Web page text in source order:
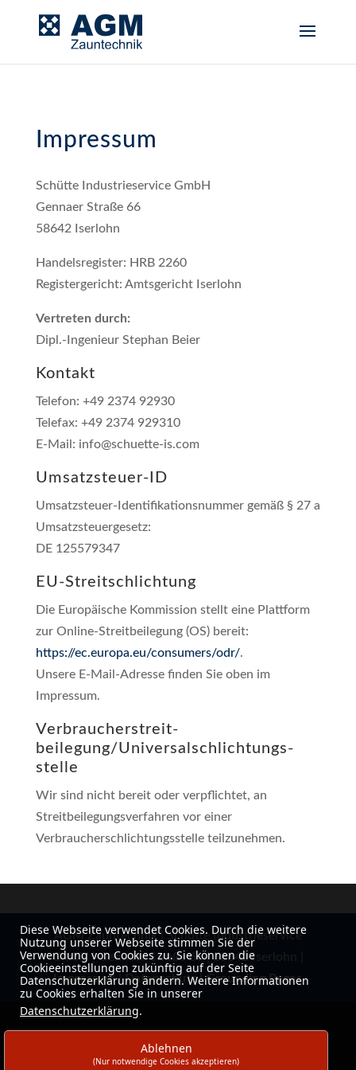
Impressum
Schütte Industrieservice GmbH
Gennaer Straße 66
58642 Iserlohn
Handelsregister: HRB 2260
Registergericht: Amtsgericht Iserlohn
Vertreten durch:
Dipl.-Ingenieur Stephan Beier
Kontakt
Telefon: +49 2374 92930
Telefax: +49 2374 929310
E-Mail: info@schuette-is.com
Umsatzsteuer-ID
Umsatzsteuer-Identifikationsnummer gemäß § 27 a
Umsatzsteuergesetz:
DE 125579347
EU-Streitschlichtung
Die Europäische Kommission stellt eine Plattform
zur Online-Streitbeilegung (OS) bereit:
https://ec.europa.eu/consumers/odr/.
Unsere E-Mail-Adresse finden Sie oben im
Impressum.
Verbraucher­streit­
beilegung/Universal­schlichtungs­
stelle
Wir sind nicht bereit oder verpflichtet, an
Streitbeilegungsverfahren vor einer
Verbraucherschlichtungsstelle teilzunehmen.
AGM Zauntechnik | Schütte Industrieservice
GmbH | Gennaer Straße 66 | 58642 Iserlohn |
Impressum|Datenschutz|Grounding Pages
Diese Webseite verwendet Cookies. Durch die weitere
Nutzung unserer Webseite stimmen Sie der
Verwendung von Cookies zu. Sie können die
Cookieeinstellungen zukünftig auf der Seite
Datenschutzerklärung ändern. Weitere Informationen
zu Cookies erhalten Sie in unserer
Datenschutzerklärung.
Ablehnen
(Nur notwendige Cookies akzeptieren)